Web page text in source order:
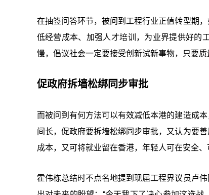
在抽签问答环节，被问到工程行业正值转型期
低经营成本、加强人才培训，为业界提供好的
慢，倡议社会一定要接受创新试新事物，只要质
促政府拆墙松绑同步审批
而被问到有何方法可以有效减低本港的建造成
间长，促政府要拆墙松绑同步审批，又认为要
成本，又可将就业留在香港，年轻人可在安全、
霍伟栋总结时不点名地提到现届工程界议员卢